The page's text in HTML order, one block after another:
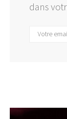
dans